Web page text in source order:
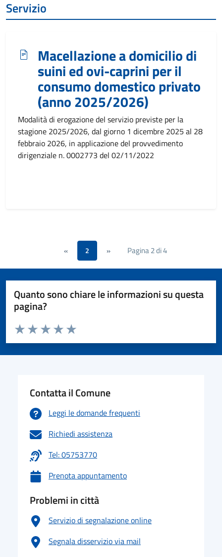
Servizio
Macellazione a domicilio di
suini ed ovi-caprini per il
consumo domestico privato
(anno 2025/2026)
Modalità di erogazione del servizio previste per la
stagione 2025/2026, dal giorno 1 dicembre 2025 al 28
febbraio 2026, in applicazione del provvedimento
dirigenziale n. 0002773 del 02/11/2022
« 2 » Pagina 2 di 4
Quanto sono chiare le informazioni su questa
pagina?
Valuta da 1 a 5 stelle la pagina
Valuta 5 stelle su 5
Valuta 4 stelle su 5
Valuta 3 stelle su 5
Valuta 2 stelle su 5
Valuta 1 stelle su 5
Contatta il Comune
Leggi le domande frequenti
Richiedi assistenza
Tel: 05753770
Prenota appuntamento
Problemi in città
Servizio di segnalazione online
Segnala disservizio via mail